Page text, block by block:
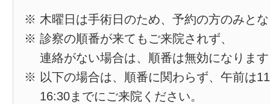
※ 木曜日は手術日のため、予約の方のみと
※ 診察の順番が来てもご来院されず、
連絡がない場合は、順番は無効になりま
※ 以下の場合は、順番に関わらず、午前は
16:30までにご来院ください。